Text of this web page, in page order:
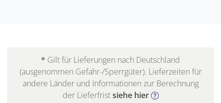
* Gilt für Lieferungen nach Deutschland
(ausgenommen Gefahr-/Sperrgüter). Lieferzeiten für
andere Länder und Informationen zur Berechnung
der Lieferfristsiehe hier